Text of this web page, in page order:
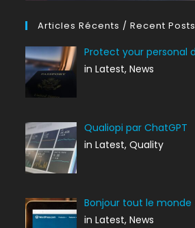
Articles Récents / Recent Posts
Protect your personal
in Latest, News
Qualiopi par ChatGPT
in Latest, Quality
Bonjour tout le monde
in Latest, News